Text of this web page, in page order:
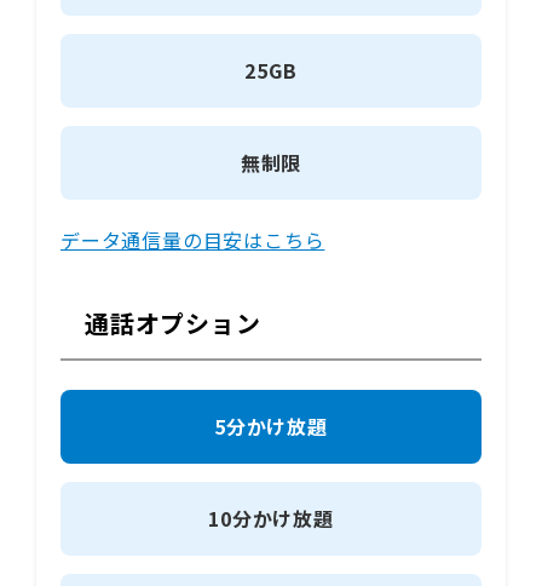
25GB
無制限
データ通信量の目安はこちら
通話オプション
5分かけ放題
10分かけ放題